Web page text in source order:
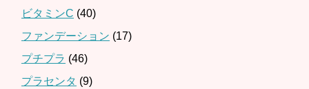
ビタミンC (40)
ファンデーション (17)
プチプラ (46)
プラセンタ (9)